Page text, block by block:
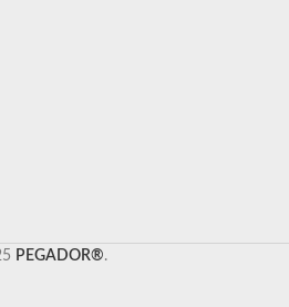
PEGADOR®.